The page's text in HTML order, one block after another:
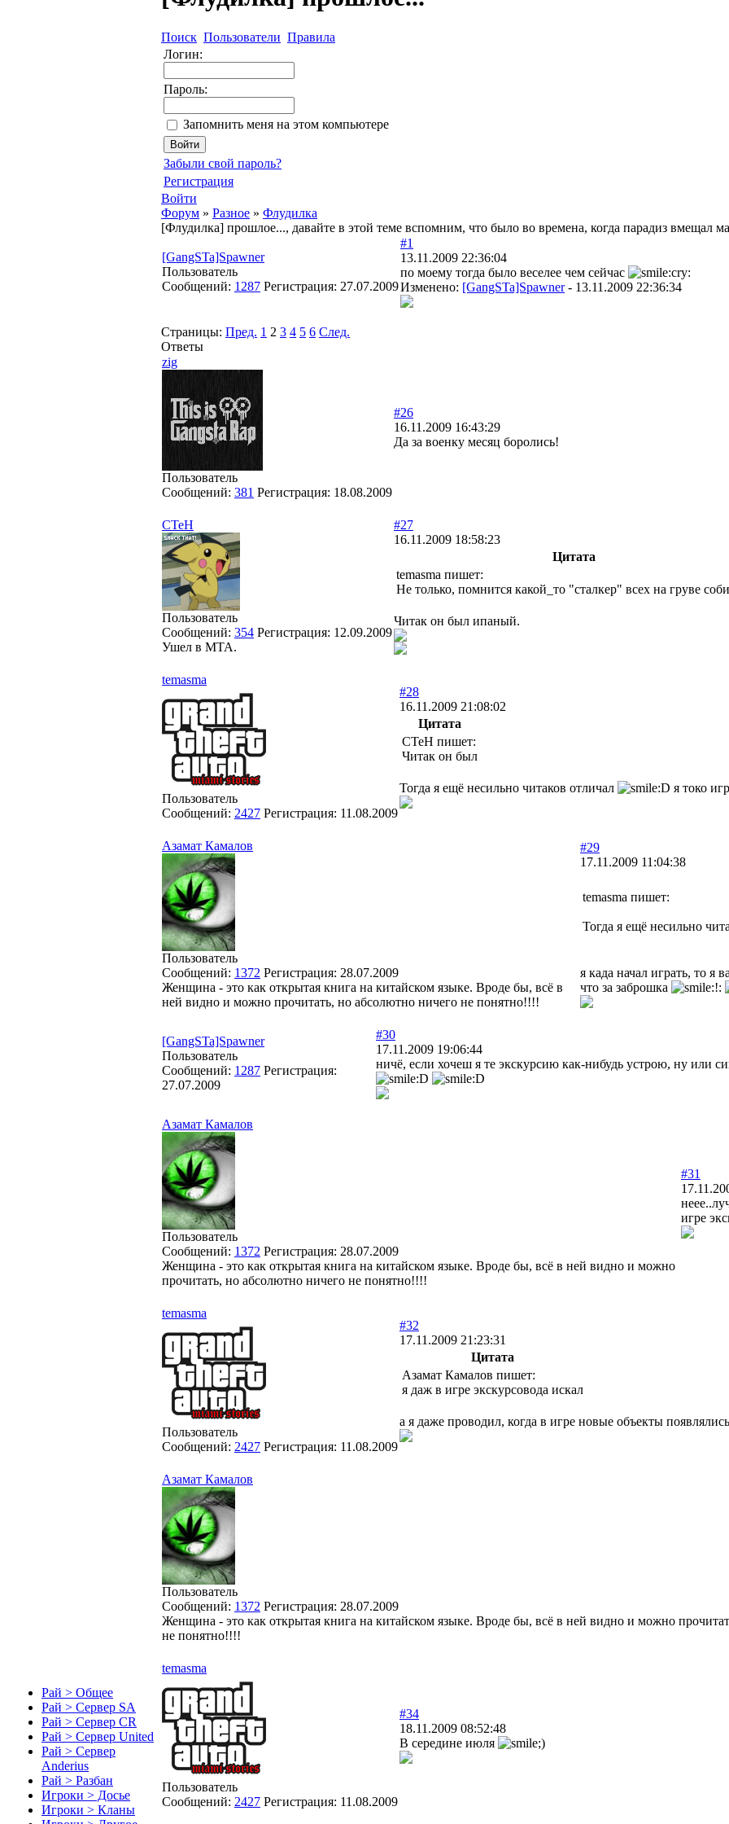
Рай > Общее
Рай > Сервер SA
Рай > Сервер CR
Рай > Сервер United
Рай > Сервер
Anderius
Рай > Разбан
Игроки > Досье
Игроки > Кланы
Поиск Пользователи Правила
Логин:
Пароль:
Запомнить меня на этом компьютере
Забыли свой пароль?
Регистрация
Войти
Форум » Разное » Флудилка
[Флудилка] прошлое..., давайте в этой теме вспомним, что было во времена, когда парадиз вмещал
[GangSTa]Spawner
Пользователь
Сообщений: 1287 Регистрация: 27.07.2009
#1
13.11.2009 22:36:04
по моему тогда было веселее чем сейчас
Изменено: [GangSTa]Spawner- 13.11.2009 22:36:34
Страницы: Пред. 1 2 3 4 5 6 След.
Ответы
zig
Пользователь
Сообщений: 381 Регистрация: 18.08.2009
#26
16.11.2009 16:43:29
Да за военку месяц боролись!
СТеН
Пользователь
Сообщений: 354 Регистрация: 12.09.2009
Ушел в MTA.
#27
16.11.2009 18:58:23
Цитата
temasma пишет:
Не только, помнится какой_то "сталкер" всех на груве
Читак он был ипаный.
temasma
Пользователь
Сообщений: 2427 Регистрация: 11.08.2009
#28
16.11.2009 21:08:02
Цитата
СТеН пишет:
Читак он был
Тогда я ещё несильно читаков отличал я токо
Азамат Камалов
Пользователь
Сообщений: 1372 Регистрация: 28.07.2009
Женщина - это как открытая книга на китайском языке. Вроде бы, всё в
ней видно и можно прочитать, но абсолютно ничего не понятно!!!!
#29
17.11.2009 11:04:38
temasma пишет:
Тогда я ещё несильно
я када начал играть, то я
что за заброшка
[GangSTa]Spawner
Пользователь
Сообщений: 1287 Регистрация:
27.07.2009
#30
17.11.2009 19:06:44
ничё, если хочеш я те экскурсию как-нибудь устрою, ну или
Азамат Камалов
Пользователь
Сообщений: 1372 Регистрация: 28.07.2009
Женщина - это как открытая книга на китайском языке. Вроде бы, всё в ней видно и можно
прочитать, но абсолютно ничего не понятно!!!!
#31
игре
temasma
Пользователь
Сообщений: 2427 Регистрация: 11.08.2009
#32
17.11.2009 21:23:31
Цитата
Азамат Камалов пишет:
я даж в игре экскурсовода искал
а я даже проводил, когда в игре новые объекты
Азамат Камалов
Пользователь
Сообщений: 1372 Регистрация: 28.07.2009
Женщина - это как открытая книга на китайском языке. Вроде бы, всё в ней видно и можно
не понятно!!!!
temasma
Пользователь
Сообщений: 2427 Регистрация: 11.08.2009
#34
18.11.2009 08:52:48
В середине июля